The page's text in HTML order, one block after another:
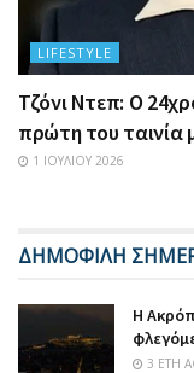
LIFESTYLE
Τζόνι Ντεπ: Ο
πρώτη του ταινία
1 ΙΟΥΛΊΟΥ 2026
ΔΗΜΟΦΙΛΗ
Η
3 ΈΤΗ